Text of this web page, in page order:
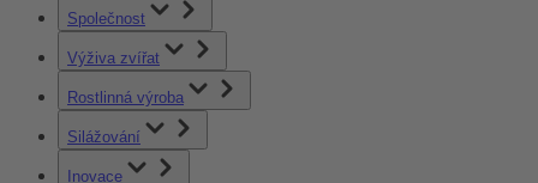
Společnost
Výživa zvířat
Rostlinná výroba
Silážování
Inovace